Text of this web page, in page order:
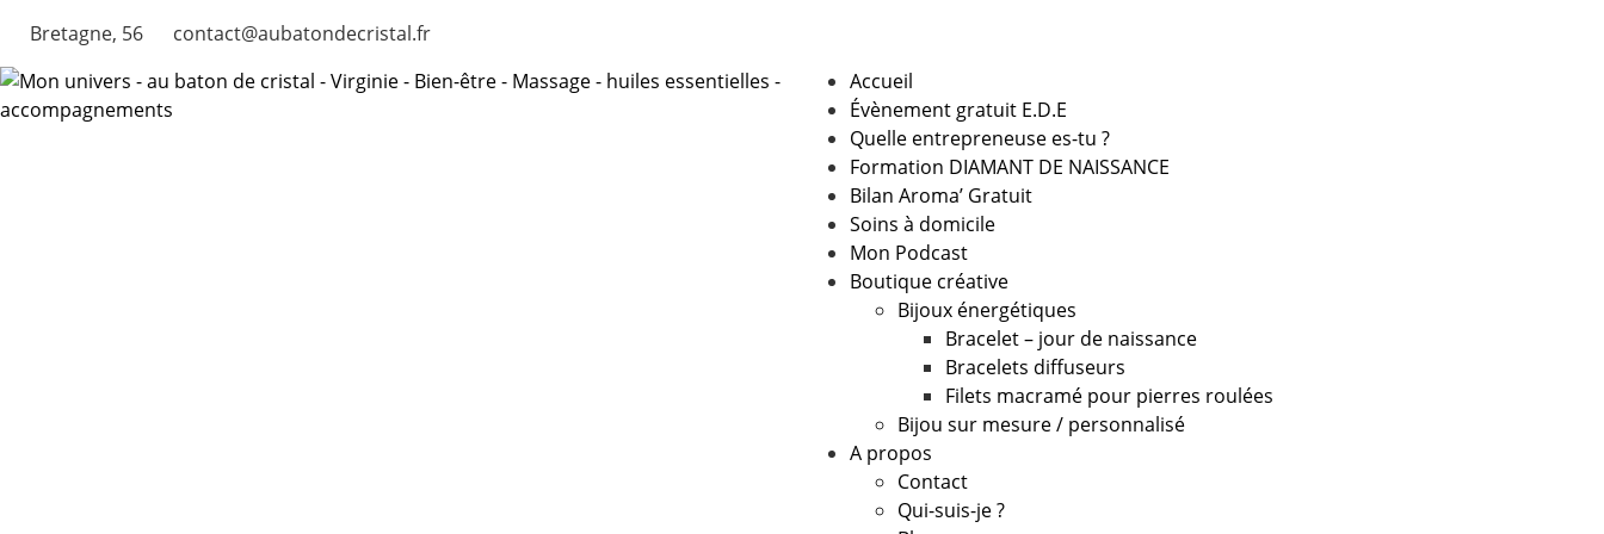
Bretagne, 56
contact@aubatondecristal.fr
Accueil
Évènement gratuit E.D.E
Quelle entrepreneuse es-tu ?
Formation DIAMANT DE NAISSANCE
Bilan Aroma’ Gratuit
Soins à domicile
Mon Podcast
Boutique créative
Bijoux énergétiques
Bracelet – jour de naissance
Bracelets diffuseurs
Filets macramé pour pierres roulées
Bijou sur mesure / personnalisé
A propos
Contact
Qui-suis-je ?